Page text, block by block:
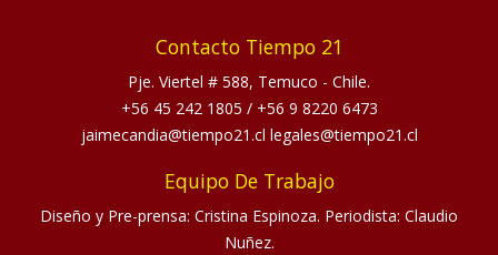
Contacto Tiempo 21
Pje. Viertel # 588, Temuco - Chile.
+56 45 242 1805 / +56 9 8220 6473
jaimecandia@tiempo21.cl legales@tiempo21.cl
Equipo De Trabajo
Diseño y Pre-prensa: Cristina Espinoza. Periodista: Claudio
Nuñez.